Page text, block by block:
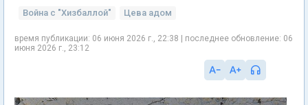
Война с "Хизбаллой" Цева адом
время публикации: 06 июня 2026 г., 22:38 | последнее обновление: 06
июня 2026 г., 23:12